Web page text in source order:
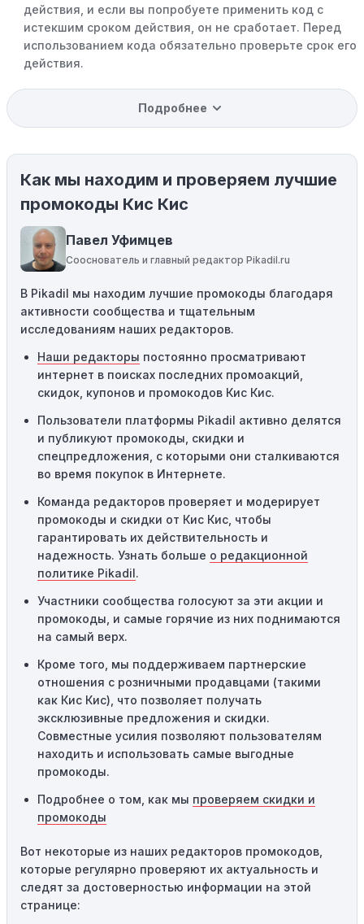
действия, и если вы попробуете применить код с
истекшим сроком действия, он не сработает. Перед
использованием кода обязательно проверьте срок его
действия.
Уже со скидкой:В некоторых случаях интересующий
вас товар может быть уже со скидкой. Некоторые
магазины предлагают скидки и акции напрямую, без
Ограничения на использование промокода:
Некоторые промокоды распространяются только на
определенные товары, бренды или категории. Если вы
пытаетесь применить код к товару, не
соответствующему критериям, он не сработает.
промокоды требуют соблюдения минимального
порога покупки, чтобы получить право на скидку. Если
сумма в корзине не соответствует указанному порогу,
код не сработает.
Географические ограничения:Действие некоторых
промокодов может быть ограничено определенными
местами или регионами. Если вы находитесь за
пределами указанного региона, то код не будет
применяться.
предназначены только для однократного
использования. Если код уже был использован кем-то
другим, он не будет действовать повторно.
Технические сбои:
привести к неработоспособности кодов промокодов. В
таких случаях следует обратиться за помощью в
службу поддержки.
Подробнее
Как мы находим и проверяем лучшие
промокоды Кис Кис
Павел Уфимцев
Сооснователь и главный редактор Pikadil.ru
В Pikadil мы находим лучшие промокоды благодаря
активности сообщества и тщательным
исследованиям наших редакторов.
Наши редакторы постоянно просматривают
интернет в поисках последних промоакций,
скидок, купонов и промокодов Кис Кис.
Пользователи платформы Pikadil активно делятся
и публикуют промокоды, скидки и
спецпредложения, с которыми они сталкиваются
во время покупок в Интернете.
Команда редакторов проверяет и модерирует
промокоды и скидки от Кис Кис, чтобы
гарантировать их действительность и
надежность. Узнать больше о редакционной
политике Pikadil.
Участники сообщества голосуют за эти акции и
промокоды, и самые горячие из них поднимаются
на самый верх.
Кроме того, мы поддерживаем партнерские
отношения с розничными продавцами (такими
как Кис Кис), что позволяет получать
эксклюзивные предложения и скидки.
Совместные усилия позволяют пользователям
находить и использовать самые выгодные
промокоды.
Подробнее о том, как мы проверяем скидки и
промокоды
Вот некоторые из наших редакторов промокодов,
которые регулярно проверяют их актуальность и
следят за достоверностью информации на этой
странице: